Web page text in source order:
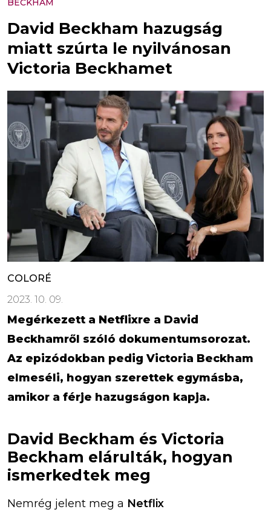
BECKHAM
David Beckham hazugság
miatt szúrta le nyilvánosan
Victoria Beckhamet
COLORÉ
2023. 10. 09.
Megérkezett a Netflixre a David
Beckhamről szóló dokumentumsorozat.
Az epizódokban pedig Victoria Beckham
elmeséli, hogyan szerettek egymásba,
amikor a férje hazugságon kapja.
David Beckham és Victoria
Beckham elárulták, hogyan
ismerkedtek meg
Nemrég jelent meg a Netflix